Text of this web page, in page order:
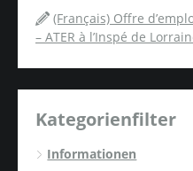
(Français) Offre
– ATER à l’Inspé de
Kategorienfilter
Informationen